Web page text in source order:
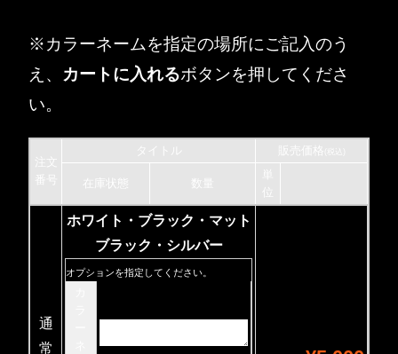
※カラーネームを指定の場所にご記入のう
え、 カートに入れるボタンを押してくださ
い。
注文
番号
タイトル 販売価格 (税込)
在庫状態 数量
通
常
ホワイト・ブラック・マット
ブラック・シルバー
オプションを指定してください。